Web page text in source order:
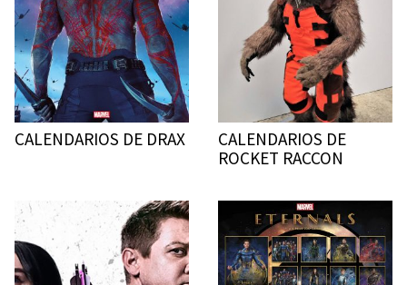
CALENDARIOS DE DRAX
CALENDARIOS DE
ROCKET RACCON